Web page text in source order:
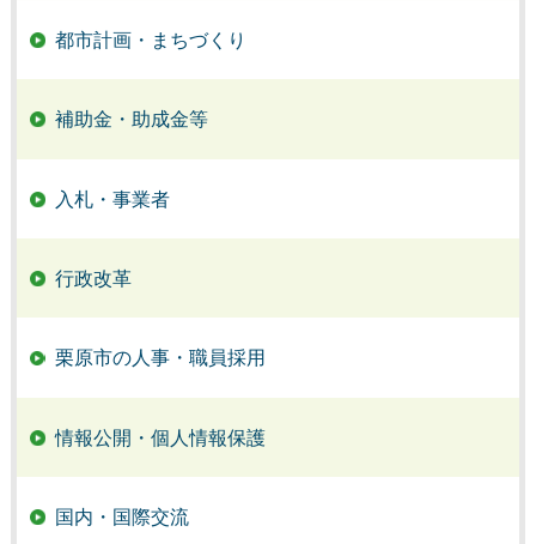
都市計画・まちづくり
補助金・助成金等
入札・事業者
行政改革
栗原市の人事・職員採用
情報公開・個人情報保護
国内・国際交流